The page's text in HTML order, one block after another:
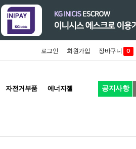
로그인 회원가입 장바구니 0
자전거부품 에너지젤 공지사항